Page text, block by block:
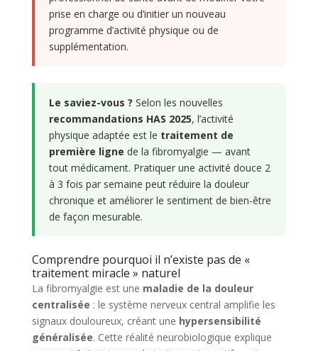
prise en charge ou d’initier un nouveau
programme d’activité physique ou de
supplémentation.
Le saviez-vous ? Selon les nouvelles
recommandations HAS 2025, l’activité
physique adaptée est le traitement de
première ligne de la fibromyalgie — avant
tout médicament. Pratiquer une activité douce 2
à 3 fois par semaine peut réduire la douleur
chronique et améliorer le sentiment de bien-être
de façon mesurable.
Comprendre pourquoi il n’existe pas de «
traitement miracle » naturel
La fibromyalgie est une maladie de la douleur
centralisée : le système nerveux central amplifie les
signaux douloureux, créant une hypersensibilité
généralisée. Cette réalité neurobiologique explique